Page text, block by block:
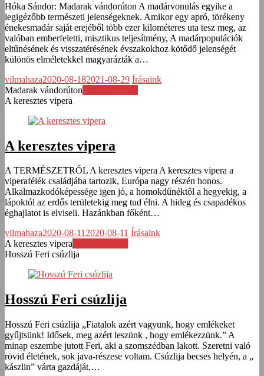
Hóka Sándor: Madarak vándorúton A madárvonulás egyike a
legigézőbb természeti jelenségeknek. Amikor egy apró, törékeny
énekesmadár saját erejéből több ezer kilométeres uta tesz meg, az
valóban emberfeletti, misztikus teljesítmény, A madárpopulációk
eltűnésének és visszatérésének évszakokhoz kötődő jelenségét
különös elméletekkel magyarázták a…
vilmahaza2020-08-182021-08-29 Írásaink
Madarak vándorúton
A keresztes vipera
A keresztes vipera
A TERMÉSZETRŐL A keresztes vipera A keresztes vipera a
viperafélék családjába tartozik, Európa nagy részén honos.
Alkalmazkodóképessége igen jó, a homokdűnéktől a hegyekig, a
lápoktól az erdős területekig meg tud élni. A hideg és csapadékos
éghajlatot is elviseli. Hazánkban főként…
vilmahaza2020-08-112020-08-11 Írásaink
A keresztes vipera
Hosszú Feri csúzlija
Hosszú Feri csúzlija
Hosszú Feri csúzlija „Fiatalok azért vagyunk, hogy emlékeket
gyűjtsünk! Idősek, meg azért leszünk , hogy emlékezzünk.” A
minap eszembe jutott Feri, aki a szomszédban lakott. Szeretni való
rövid életének, sok java-részese voltam. Csúzlija becses helyén, a „
kászlin” várta gazdáját,…